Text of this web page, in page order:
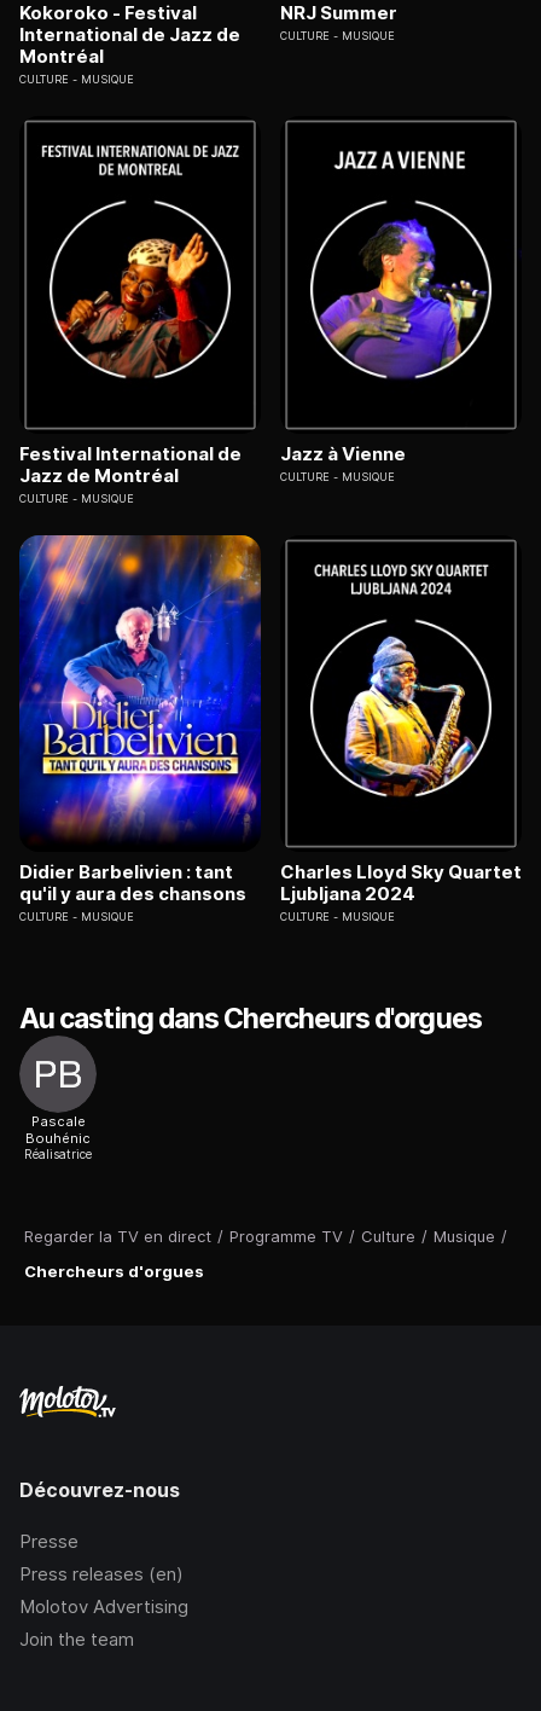
Regarder la TV en direct / Programme TV / Culture / Musique /
Chercheurs d'orgues
Kokoroko - Festival
International de Jazz de
Montréal
CULTURE MUSIQUE
NRJ Summer
CULTURE MUSIQUE
Festival International de
Jazz de Montréal
CULTURE MUSIQUE
Jazz à Vienne
CULTURE MUSIQUE
Didier Barbelivien : tant
qu'il y aura des chansons
CULTURE MUSIQUE
Charles Lloyd Sky Quartet
Ljubljana 2024
CULTURE MUSIQUE
Au casting dans Chercheurs d'orgues
Pascale
Bouhénic
Réalisatrice
Découvrez-nous
Presse
Press releases (en)
Molotov Advertising
Join the team